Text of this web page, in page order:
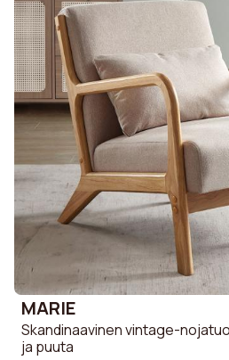
MARIE
Skandinaavinen vintage-
ja puuta